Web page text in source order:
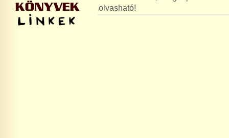
olvasható!